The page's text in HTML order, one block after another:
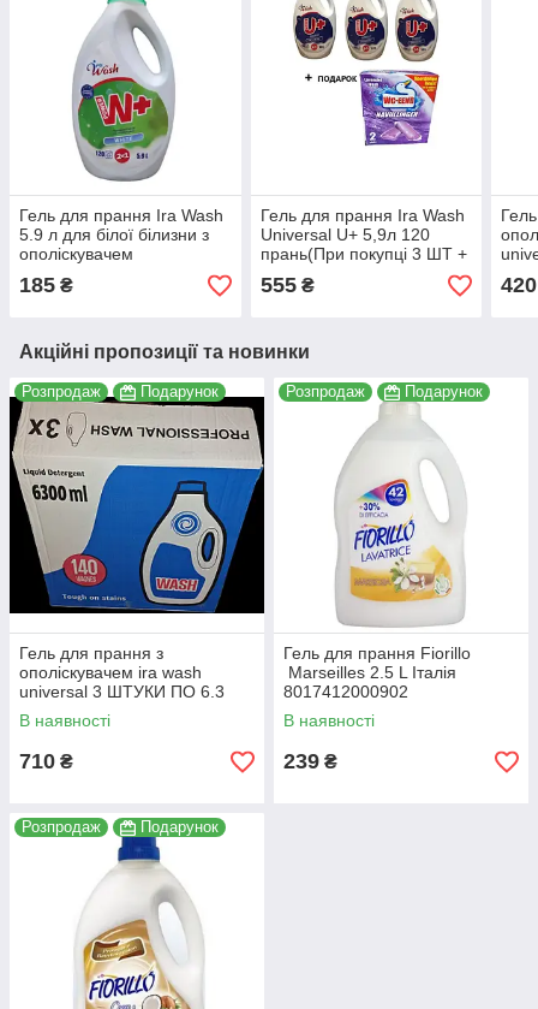
Гель для прання Ira Wash
5.9 л для білої білизни з
ополіскувачем
4820230570083
185 ₴
Гель для прання Ira Wash
Universal U+ 5,9л 120
прань(При покупці 3 ШТ +
ПОДАРУНОК)
555₴ 420
Акційні пропозиції та новинки
Розпродаж Подарунок
Гель для прання з
ополіскувачем ira wash
universal 3 ШТУКИ ПО 6.3
ЛІТРА 420 прань.(КОРОБКА 3
ШТУКИ)
В наявності
710 ₴
Розпродаж Подарунок
Гель для прання Fiorillo
Marseilles 2.5 L Італія
8017412000902
В наявності
239 ₴
Розпродаж Подарунок